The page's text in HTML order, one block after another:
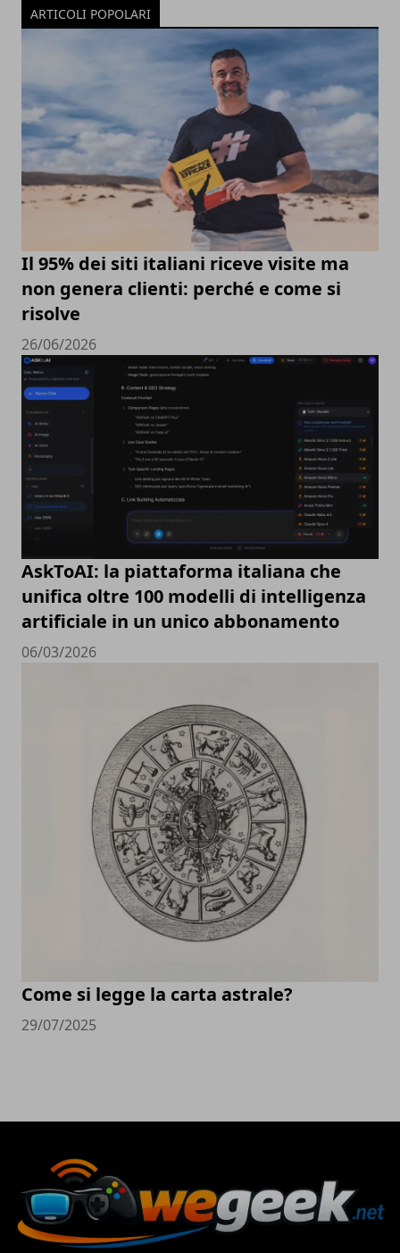
ARTICOLI POPOLARI
Il 95% dei siti italiani riceve visite ma
non genera clienti: perché e come si
risolve
26/06/2026
AskToAI: la piattaforma italiana che
unifica oltre 100 modelli di intelligenza
artificiale in un unico abbonamento
06/03/2026
Come si legge la carta astrale?
29/07/2025